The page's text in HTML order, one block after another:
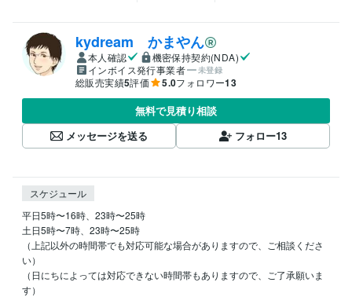
kydream かまやん
本人確認
機密保持契約(NDA)
インボイス発行事業者
未登録
総販売実績5評価 5.0フォロワー13
無料で見積り相談
メッセージを送る
フォロー13
スケジュール
平日5時〜16時、23時〜25時
土日5時〜7時、23時〜25時
（上記以外の時間帯でも対応可能な場合がありますので、ご相談くださ
い）
（日にちによっては対応できない時間帯もありますので、ご了承願いま
す）